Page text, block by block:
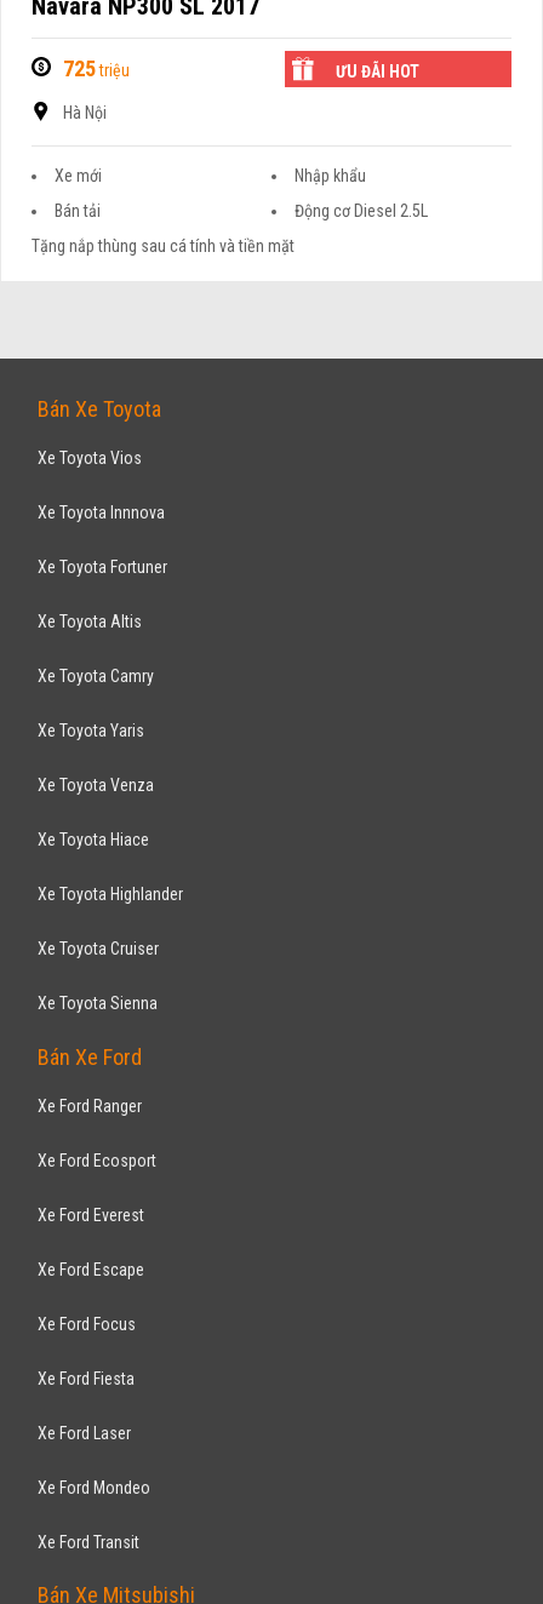
Navara NP300 SL 2017
725triệu ƯU ĐÃI HOT
Hà Nội
Xe mới
Nhập khẩu
Bán tải
Động cơ Diesel 2.5L
Tặng nắp thùng sau cá tính và tiền mặt
Bán Xe Toyota
Xe Toyota Vios
Xe Toyota Innnova
Xe Toyota Fortuner
Xe Toyota Altis
Xe Toyota Camry
Xe Toyota Yaris
Xe Toyota Venza
Xe Toyota Hiace
Xe Toyota Highlander
Xe Toyota Cruiser
Xe Toyota Sienna
Bán Xe Ford
Xe Ford Ranger
Xe Ford Ecosport
Xe Ford Everest
Xe Ford Escape
Xe Ford Focus
Xe Ford Fiesta
Xe Ford Laser
Xe Ford Mondeo
Xe Ford Transit
Bán Xe Mitsubishi